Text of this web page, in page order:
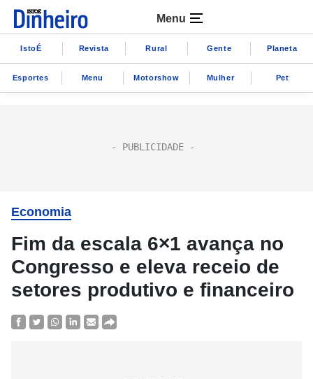
Menu
IstoÉ Revista Rural Gente Planeta
Esportes Menu Motorshow Mulher Pet
Economia
Fim da escala 6×1 avança no
Congresso e eleva receio de
setores produtivo e financeiro